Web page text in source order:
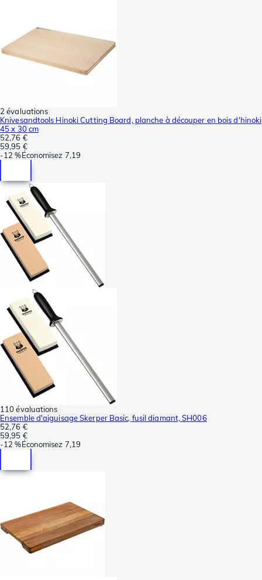
2 évaluations
Knivesandtools Hinoki Cutting Board, planche à découper en bois d'hinoki
45 x 30 cm
52,76 €
59,95 €
-12 %Économisez 7,19
110 évaluations
Ensemble d'aiguisage Skerper Basic, fusil diamant, SH006
52,76 €
59,95 €
-12 %Économisez 7,19